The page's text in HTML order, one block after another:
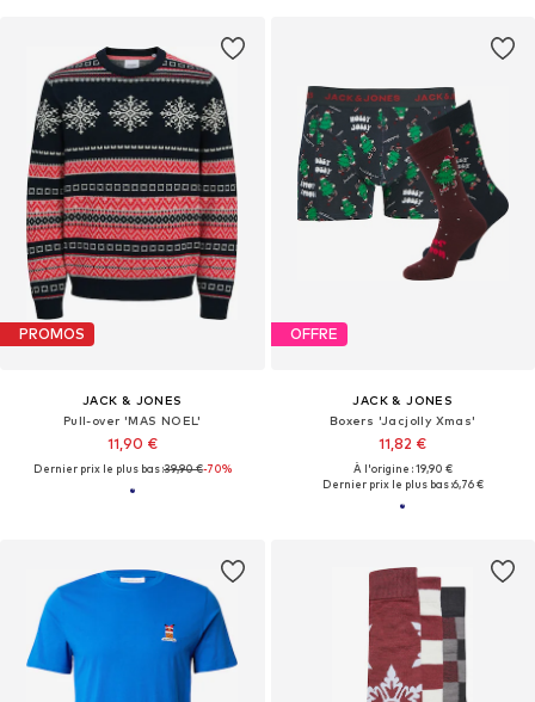
PROMOS
JACK & JONES
Pull-over 'MAS NOEL'
11,90 €
Dernier prix le plus bas :39,90 €-70%
OFFRE
JACK & JONES
Boxers 'Jacjolly Xmas'
11,82 €
À l'origine : 19,90 €
Dernier prix le plus bas :6,76 €